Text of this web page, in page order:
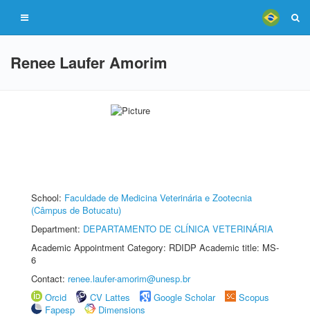
Renee Laufer Amorim
School: Faculdade de Medicina Veterinária e Zootecnia
(Câmpus de Botucatu)
Department: DEPARTAMENTO DE CLÍNICA VETERINÁRIA
Academic Appointment Category: RDIDP Academic title: MS-
6
Contact: renee.laufer-amorim@unesp.br
Orcid
CV Lattes Google Scholar
Scopus
Fapesp
Dimensions